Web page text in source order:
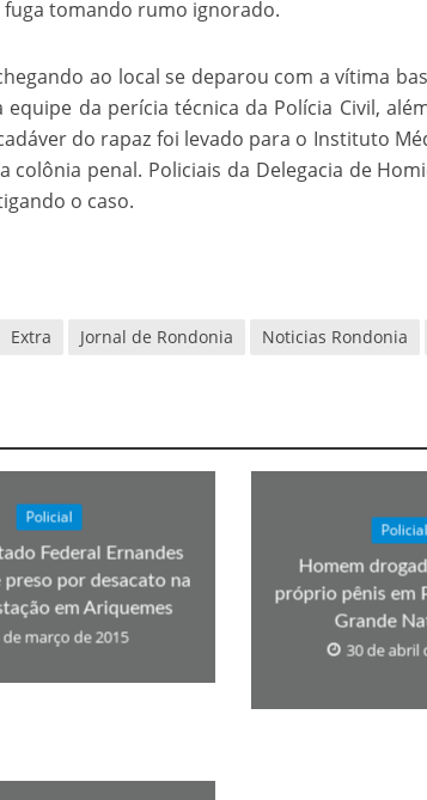
do livro de apocalipse
salvou a vida de Flechinha, o bebe coelho – Vídeo em
tomando rumo ignorado.
ao local se deparou com a vítima
da perícia técnica da Polícia Civil,
do rapaz foi levado para o Instituto
colônia penal. Policiais da Delegacia de
o caso.
Extra Jornal de Rondonia Noticias Rondonia
Policial
Federal Ernandes
por desacato na
em Ariquemes
de março de 2015
Policial
Homem
próprio pênis em
Grande
30 de abril